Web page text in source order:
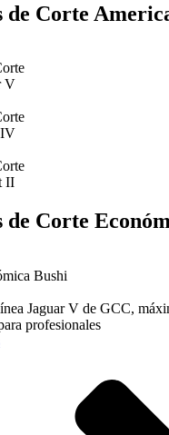
de Corte
V
IV
II
de Corte
Bushi
Jaguar V de GCC,
profesionales